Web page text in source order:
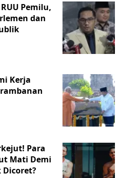
Pemilu,
dan
Kerja
Para
Mati Demi
Dicoret?